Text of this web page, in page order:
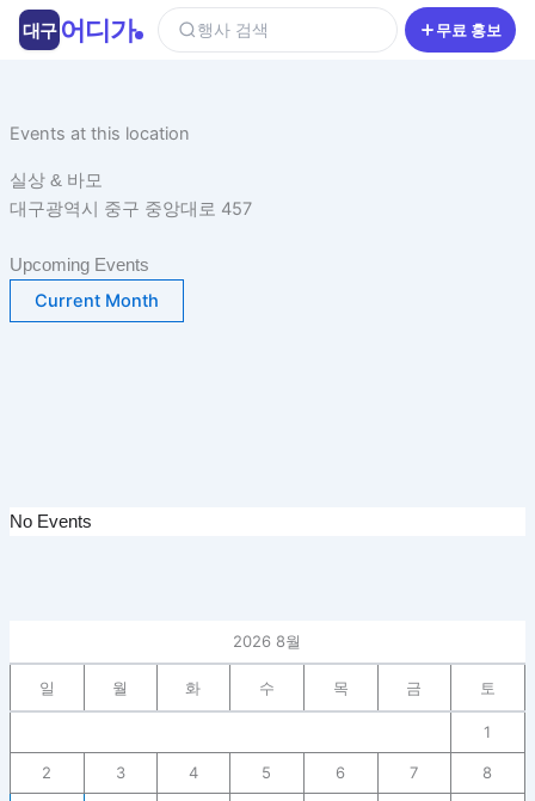
건
뛰
기
Events at this location
실상 & 바모
대구광역시 중구 중앙대로 457
Upcoming Events
Current Month
No Events
2026 8월
일 월 화 수 목 금 토
1
2 3 4 5 6 7 8
대구 어디가 행사 검색 무료 홍보